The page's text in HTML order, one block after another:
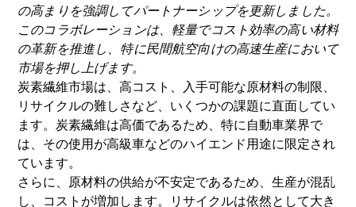
の高まりを強調してパートナーシップを更新しました。
このコラボレーションは、軽量でコスト効率の高い材料
の革新を推進し、特に民間航空向けの高速生産において
市場を押し上げます。
炭素繊維市場は、高コスト、入手可能な原材料の制限、
リサイクルの難しさなど、いくつかの課題に直面してい
ます。炭素繊維は高価であるため、特に自動車業界で
は、その使用が高級車などのハイエンド用途に限定され
ています。
さらに、原材料の供給が不安定であるため、生産が混乱
し、コストが増加します。リサイクルは依然として大き